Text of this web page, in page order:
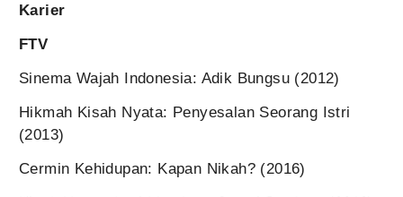
Karier
FTV
Sinema Wajah Indonesia: Adik Bungsu (2012)
Hikmah Kisah Nyata: Penyesalan Seorang Istri
(2013)
Cermin Kehidupan: Kapan Nikah? (2016)